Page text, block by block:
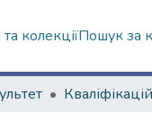
колекціїПошук за